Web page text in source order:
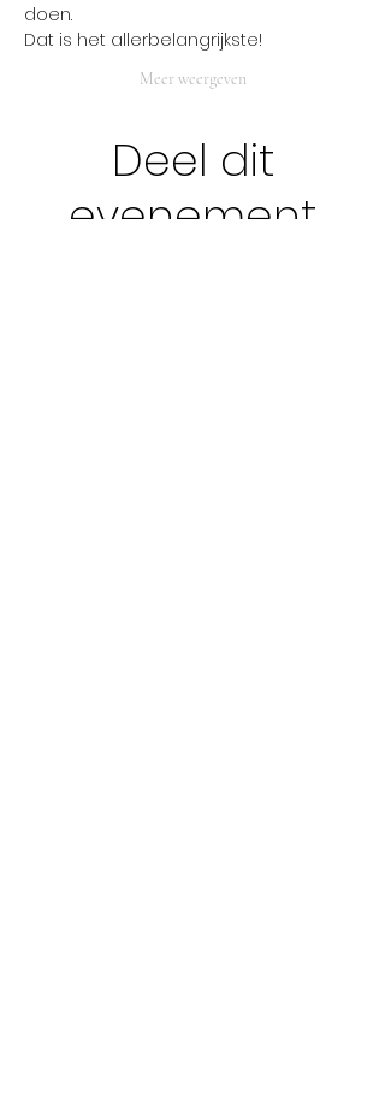
doen.
Dat is het allerbelangrijkste!
Meer weergeven
Deel dit
evenement